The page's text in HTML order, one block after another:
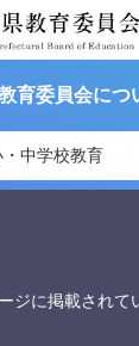
育委員会につ
・中学校教育
会>担当部署> 保
育委員会
茨城県水戸市
301-5148
ジに掲載されて